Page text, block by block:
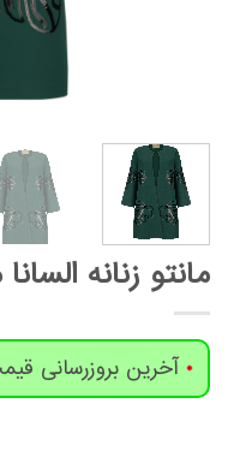
مانتو زنانه السانا
آخرین بروزرسانی قیمت: 1